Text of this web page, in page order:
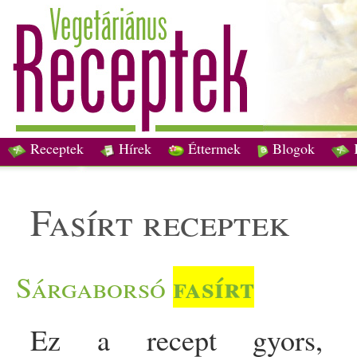
Receptek Hírek Éttermek Blogok
fasírt receptek
Sárgaborsó fasírt
Ez a recept gyors,